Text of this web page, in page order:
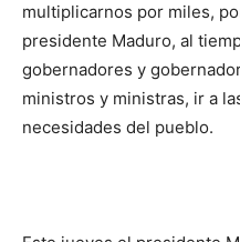
multiplicarnos por miles,
presidente Maduro, al
gobernadores y
ministros y ministras, ir a
necesidades del pueblo.